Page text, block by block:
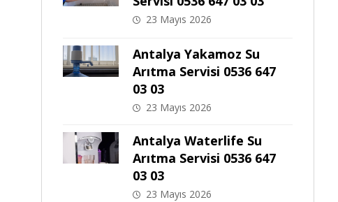
23 Mayıs 2026
Antalya Yakamoz Su
Arıtma Servisi 0536 647
03 03
23 Mayıs 2026
Antalya Waterlife Su
Arıtma Servisi 0536 647
03 03
23 Mayıs 2026